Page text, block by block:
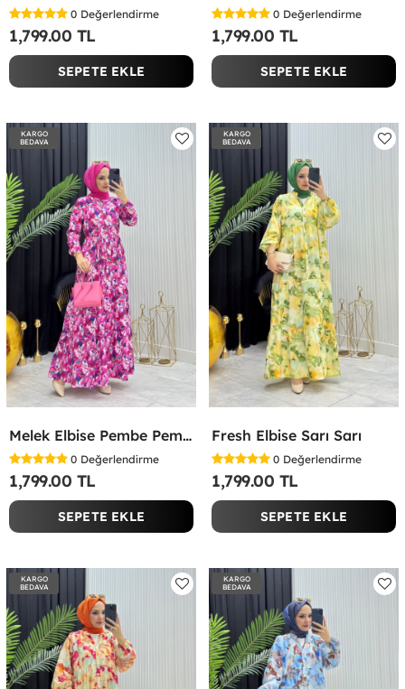
0 Değerlendirme
1,799.00 TL
SEPETE EKLE
0 Değerlendirme
1,799.00 TL
SEPETE EKLE
KARGO
BEDAVA
Melek Elbise Pembe Pembe
0 Değerlendirme
1,799.00 TL
SEPETE EKLE
KARGO
BEDAVA
Fresh Elbise Sarı Sarı
0 Değerlendirme
1,799.00 TL
SEPETE EKLE
KARGO
BEDAVA
KARGO
BEDAVA